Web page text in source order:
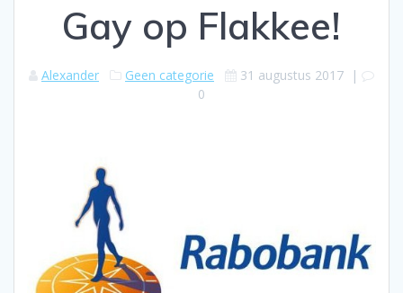
Gay op Flakkee!
Alexander Geen categorie 31 augustus 2017 |
0